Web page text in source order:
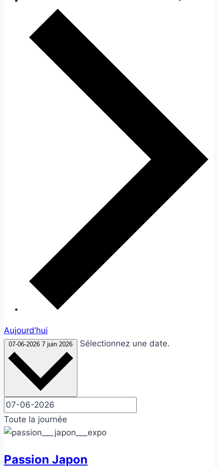
Aujourd’hui
07-06-2026 7 juin 2026 Sélectionnez une date.
Toute la journée
Passion Japon